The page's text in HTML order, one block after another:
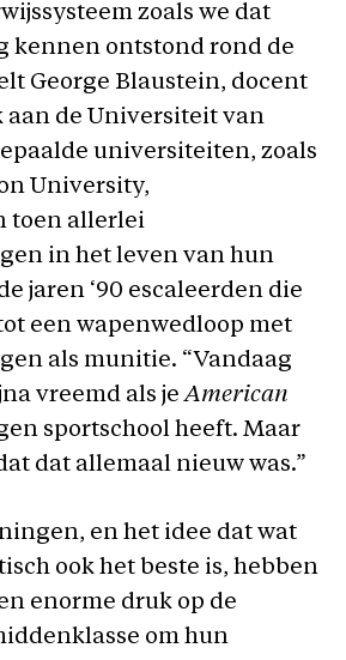
zoals we dat
kennen ontstond rond de
George Blaustein, docent
de Universiteit van
universiteiten, zoals
University,
toen allerlei
in het leven van hun
jaren ‘90 escaleerden die
een wapenwedloop met
als munitie. “Vandaag
vreemd als jeAmerican
sportschool heeft. Maar
dat allemaal nieuw was.”
en het idee dat wat
ook het beste is, hebben
enorme druk op de
om hun